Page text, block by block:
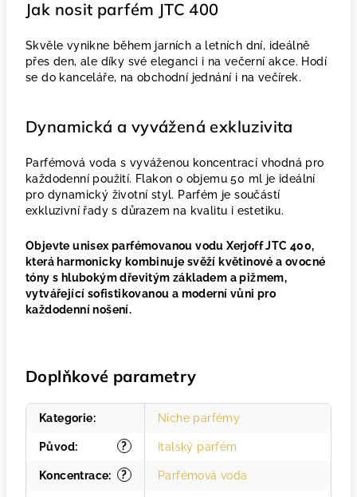
Jak nosit parfém JTC 400
Skvěle vynikne během jarních a letních dní, ideálně
přes den, ale díky své eleganci i na večerní akce. Hodí
se do kanceláře, na obchodní jednání i na večírek.
Dynamická a vyvážená exkluzivita
Parfémová voda s vyváženou koncentrací vhodná pro
každodenní použití. Flakon o objemu 50 ml je ideální
pro dynamický životní styl. Parfém je součástí
exkluzivní řady s důrazem na kvalitu i estetiku.
Objevte unisex parfémovanou vodu Xerjoff JTC 400,
která harmonicky kombinuje svěží květinové a ovocné
tóny s hlubokým dřevitým základem a pižmem,
vytvářející sofistikovanou a moderní vůni pro
každodenní nošení.
Doplňkové parametry
Kategorie: Niche parfémy
?
Původ: Italský parfém
?
Koncentrace: Parfémová voda